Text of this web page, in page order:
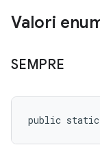
Valori
SEMPRE
public